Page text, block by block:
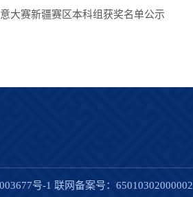
大赛新疆赛区本科组获奖名单公示
号-1 联网备案号：65010302000002